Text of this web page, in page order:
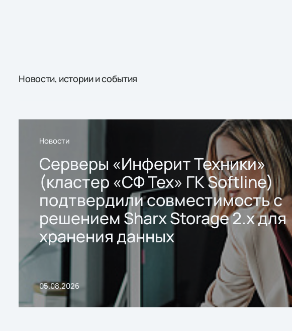
Новости, истории и события
Новости
Серверы «Инферит Техники»
(кластер «СФ Тех» ГК Softline)
подтвердили совместимость с
решением Sharx Storage 2.x для
хранения данных
05.08.2026